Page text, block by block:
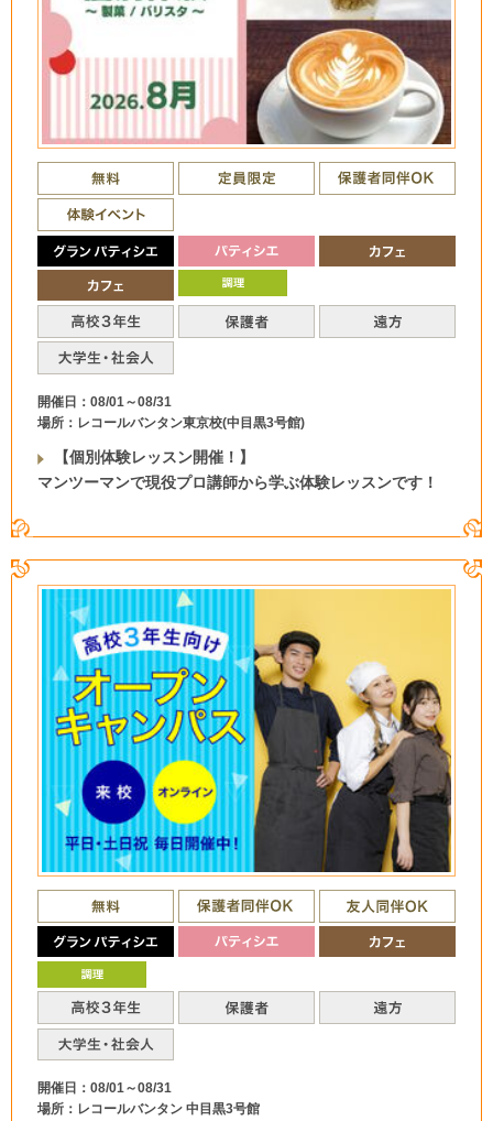
開催日：08/01～08/31
場所：レコールバンタン東京校(中目黒3号館)
【個別体験レッスン開催！】
マンツーマンで現役プロ講師から学ぶ体験レッスンです！
開催日：08/01～08/31
場所：レコールバンタン 中目黒3号館